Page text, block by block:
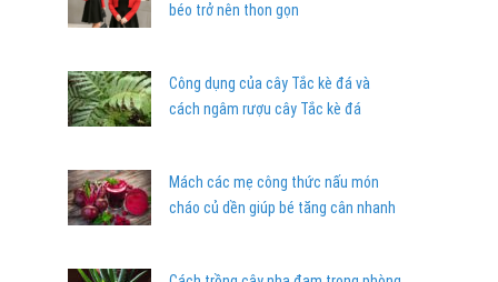
béo trở nên thon gọn
Công dụng của cây Tắc kè đá và
cách ngâm rượu cây Tắc kè đá
Mách các mẹ công thức nấu món
cháo củ dền giúp bé tăng cân nhanh